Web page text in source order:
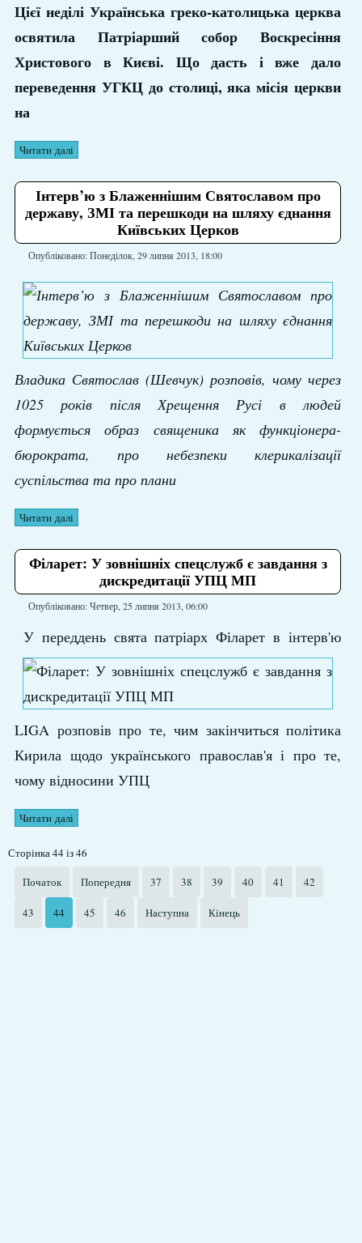
Цієї неділі Українська греко-католицька церква
освятила Патріарший собор Воскресіння
Христового в Києві. Що дасть і вже дало
переведення УГКЦ до столиці, яка місія церкви
на
Читати далі
Інтерв’ю з Блаженнішим Святославом про
державу, ЗМІ та перешкоди на шляху єднання
Київських Церков
Опубліковано: Понеділок, 29 липня 2013, 18:00
Владика Святослав (Шевчук) розповів, чому через
1025 років після Хрещення Русі в людей
формується образ священика як функціонера-
бюрократа, про небезпеки клерикалізації
суспільства та про плани
Читати далі
Філарет: У зовнішніх спецслужб є завдання з
дискредитації УПЦ МП
Опубліковано: Четвер, 25 липня 2013, 06:00
У переддень свята патріарх Філарет в інтерв'ю
LIGA розповів про те, чим закінчиться політика
Кирила щодо українського православ'я і про те,
чому відносини УПЦ
Читати далі
Сторінка 44 із 46
Початок
Попередня 37 38 39 40 41 42
43 44 45 46 Наступна Кінець